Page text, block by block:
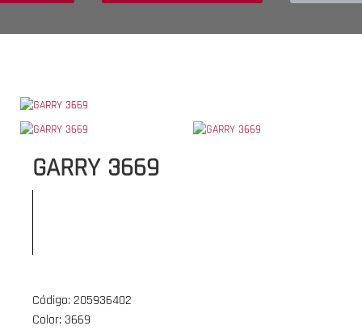
GARRY 3669
Código: 205936402
Color: 3669